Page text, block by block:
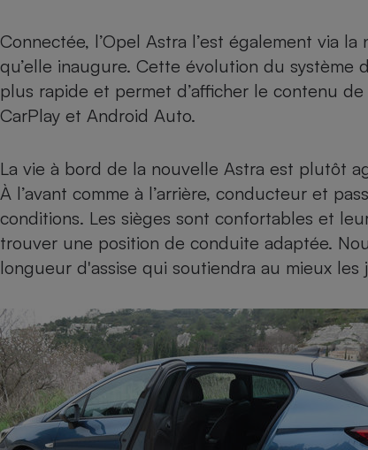
Connectée, l’Opel Astra l’est également via
qu’elle inaugure. Cette évolution du système
plus rapide et permet d’afficher le contenu de
CarPlay et Android Auto.
La vie à bord de la nouvelle Astra est plutôt
À l’avant comme à l’arrière, conducteur et
conditions. Les sièges sont confortables et
trouver une position de conduite adaptée.
longueur d'assise qui soutiendra au mieux les